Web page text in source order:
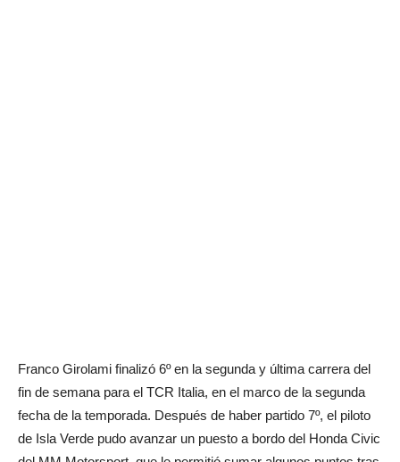
Franco Girolami finalizó 6º en la segunda y última carrera del
fin de semana para el TCR Italia, en el marco de la segunda
fecha de la temporada. Después de haber partido 7º, el piloto
de Isla Verde pudo avanzar un puesto a bordo del Honda Civic